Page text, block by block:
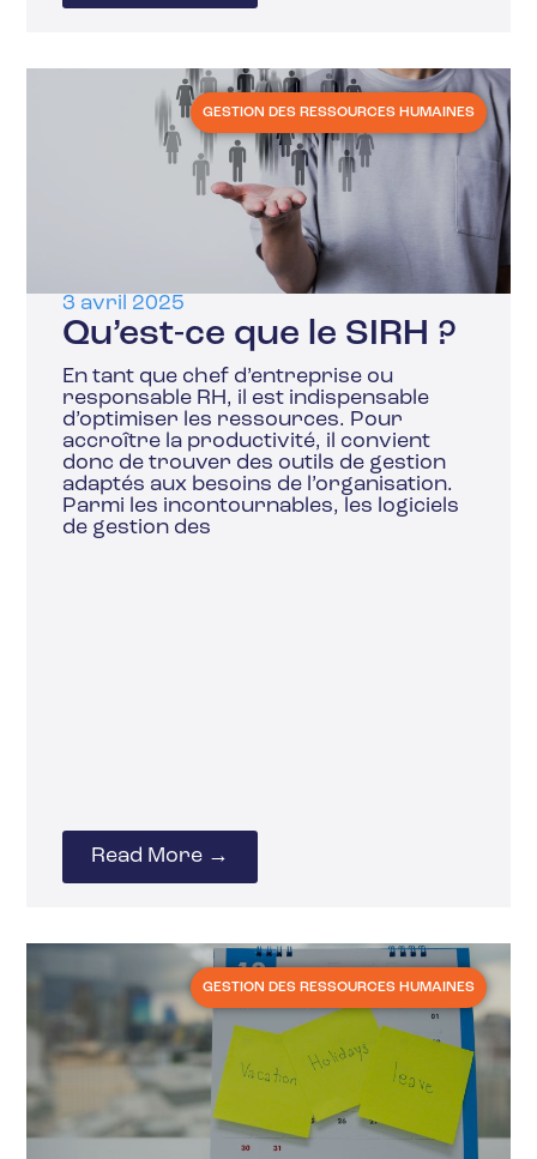
GESTION DES RESSOURCES HUMAINES
3 avril 2025
Qu’est-ce que le SIRH ?
En tant que chef d’entreprise ou
responsable RH, il est indispensable
d’optimiser les ressources. Pour
accroître la productivité, il convient
donc de trouver des outils de gestion
adaptés aux besoins de l’organisation.
Parmi les incontournables, les logiciels
de gestion des
Read More →
GESTION DES RESSOURCES HUMAINES